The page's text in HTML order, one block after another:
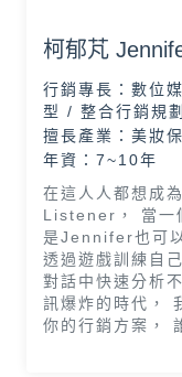
柯郁芃
行銷專長： 數位
型 / 整合行銷規
擅長產業： 美妝
年資：7~10年
在這人人都想成
Listener， 當一
是Jennifer也可
透過遊戲訓練自
對話中快速分析
訊爆炸的時代，
你的行銷方案，